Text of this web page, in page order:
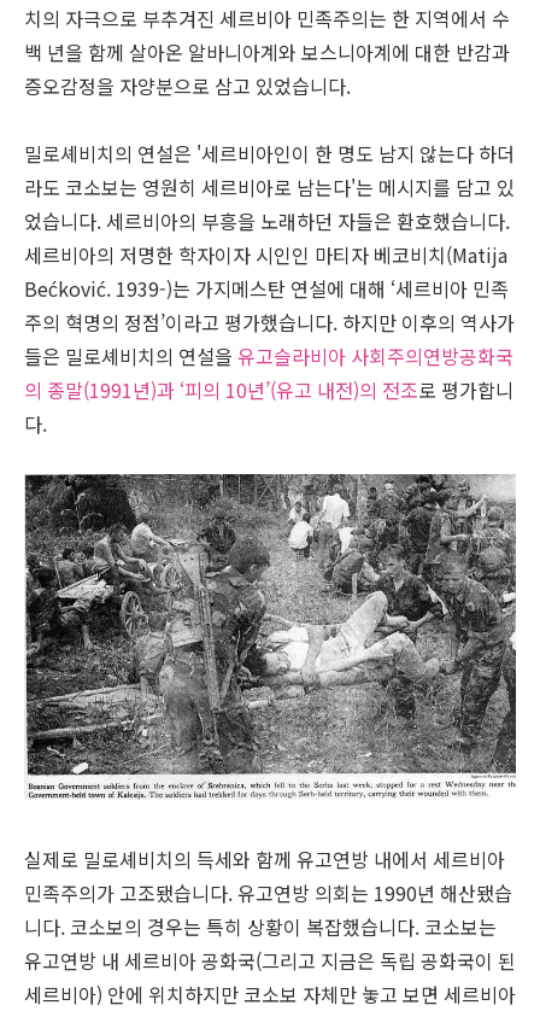
치의 자극으로 부추겨진 세르비아 민족주의는 한 지역에서 수
백 년을 함께 살아온 알바니아계와 보스니아계에 대한 반감과
증오감정을 자양분으로 삼고 있었습니다.
밀로셰비치의 연설은 '세르비아인이 한 명도 남지 않는다 하더
라도 코소보는 영원히 세르비아로 남는다'는 메시지를 담고 있
었습니다. 세르비아의 부흥을 노래하던 자들은 환호했습니다.
세르비아의 저명한 학자이자 시인인 마티자 베코비치(Matija
Bećković. 1939-)는 가지메스탄 연설에 대해 ‘세르비아 민족
주의 혁명의 정점’이라고 평가했습니다. 하지만 이후의 역사가
들은 밀로셰비치의 연설을 유고슬라비아 사회주의연방공화국
의 종말(1991년)과 ‘피의 10년’(유고 내전)의 전조로 평가합니
다.
실제로 밀로셰비치의 득세와 함께 유고연방 내에서 세르비아
민족주의가 고조됐습니다. 유고연방 의회는 1990년 해산됐습
니다. 코소보의 경우는 특히 상황이 복잡했습니다. 코소보는
유고연방 내 세르비아 공화국(그리고 지금은 독립 공화국이 된
세르비아) 안에 위치하지만 코소보 자체만 놓고 보면 세르비아